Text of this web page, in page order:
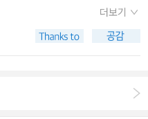
는데 그러니까 걍 인터넷으
스트레스 받아서 미치려고
동생은 '(한국 가는) 비행기
튼 좋은 여행이었다. 아주 행
더보기